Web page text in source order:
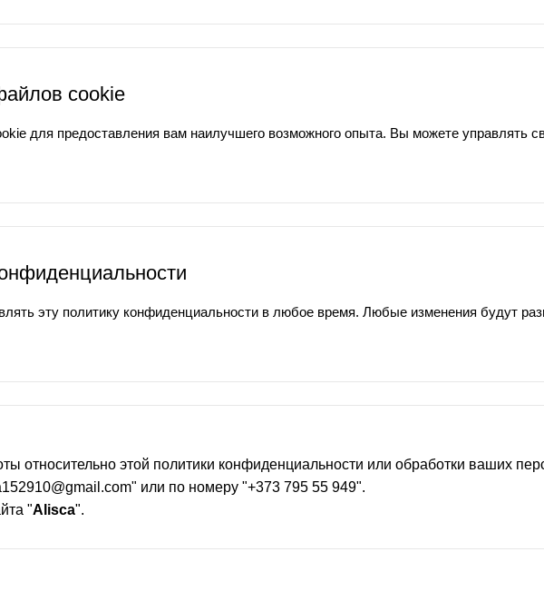
cookie
для предоставления вам наилучшего возможного опыта. Вы можете управлять
эту политику конфиденциальности в любое время. Любые изменения будут
относительно этой политики конфиденциальности или обработки ваших
" или по номеру "+373 795 55 949".
"Alisca".